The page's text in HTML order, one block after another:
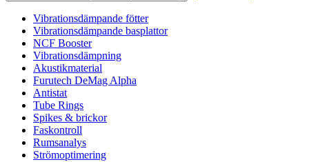
Vibrationsdämpande fötter
Vibrationsdämpande basplattor
NCF Booster
Vibrationsdämpning
Akustikmaterial
Furutech DeMag Alpha
Antistat
Tube Rings
Spikes & brickor
Faskontroll
Rumsanalys
Strömoptimering